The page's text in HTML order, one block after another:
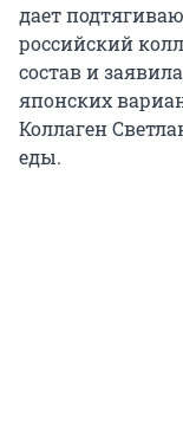
дает
российский
состав и
японских
Коллаген
еды.